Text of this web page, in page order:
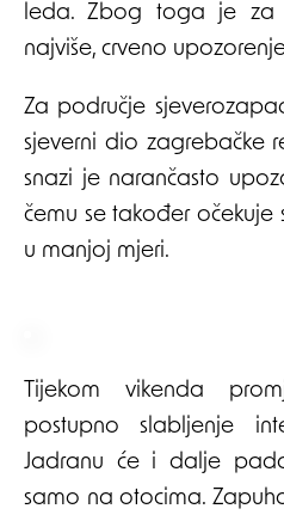
leda. Zbog toga je za
najviše, crveno
Za područje
sjeverni dio zagrebačke
snazi je narančasto
čemu se također
u manjoj mjeri.
Tijekom vikenda
postupno slabljenje
Jadranu će i dalje
samo na otocima.